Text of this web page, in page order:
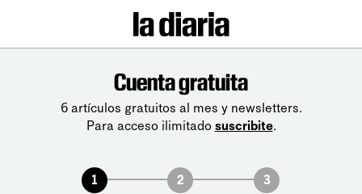
Cuenta gratuita
6 artículos gratuitos al mes y newsletters.
Para acceso ilimitado suscribite.
1 2 3